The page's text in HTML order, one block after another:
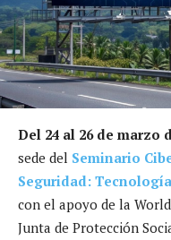
Del 24 al 26 de marzo
sede del Seminario
Seguridad:
con el apoyo de la
Junta de Protección